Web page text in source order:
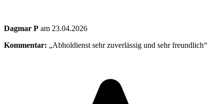
Dagmar P am 23.04.2026
Kommentar: „Abholdienst sehr zuverlässig und sehr freundlich“